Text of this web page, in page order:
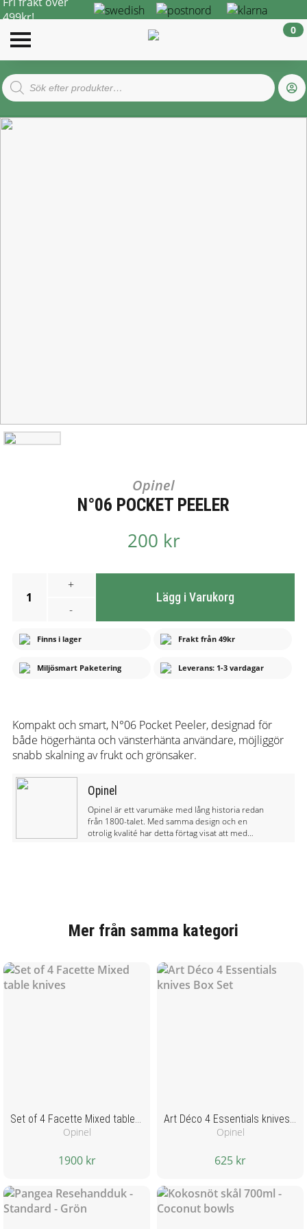
499kr!
0
Products
search
Opinel
N°06 POCKET PEELER
200 kr
1
+
-
Lägg i Varukorg
Finns i lager Frakt från 49kr
Miljösmart Paketering Leverans: 1-3 vardagar
Kompakt och smart, N°06 Pocket Peeler, designad för
både högerhänta och vänsterhänta användare, möjliggör
snabb skalning av frukt och grönsaker.
Opinel
Opinel är ett varumäke med lång historia redan
från 1800-talet. Med samma design och en
otrolig kvalité har detta förtag visat att med
Mer från samma kategori
Set of 4 Facette Mixed table knives
Opinel
1900 kr
Art Déco 4 Essentials knives Box Set
Opinel
625 kr